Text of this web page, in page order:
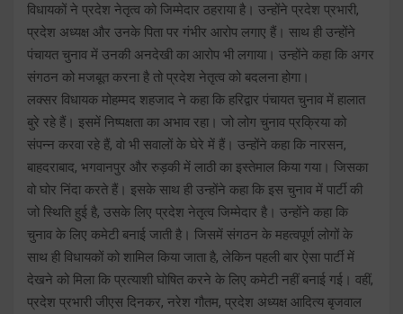
विधायकों ने प्रदेश नेतृत्व को जिम्मेदार ठहराया है। उन्होंने प्रदेश प्रभारी,
प्रदेश अध्यक्ष और उनके पिता पर गंभीर आरोप लगाए हैं। साथ ही उन्होंने
पंचायत चुनाव में उनकी अनदेखी का आरोप भी लगाया। उन्होंने कहा कि अगर
संगठन को मजबूत करना है तो प्रदेश नेतृत्व को बदलना होगा।
लक्सर विधायक मोहम्मद शहजाद ने कहा कि हरिद्वार पंचायत चुनाव में हालात
बुरे रहे हैं। इसमें निष्पक्षता का अभाव रहा। जो लोग चुनाव प्रक्रिया को
संपन्न करवा रहे हैं, वो भी सवालों के घेरे में हैं। उन्होंने कहा कि नारसन,
बाहदराबाद, भगवानपुर और रुड़की में लाठी का इस्तेमाल किया गया। जिसका
वो घोर निंदा करते हैं। इसके साथ ही उन्होंने कहा कि इस चुनाव में पार्टी की
जो स्थिति हुई है, उसके लिए प्रदेश नेतृत्व जिम्मेदार है। उन्होंने कहा कि
चुनाव के लिए कमेटी बनाई जाती है। जिसमें संगठन के महत्वपूर्ण लोगों के
साथ ही विधायकों को शामिल किया जाता है, लेकिन पहली बार ऐसा पार्टी में
देखने को मिला कि प्रत्याशी घोषित करने के लिए कमेटी नहीं बनाई गई। वहीं,
प्रदेश प्रभारी जीएस दिनकर, नरेश गौतम, प्रदेश अध्यक्ष आदित्य बृजवाल